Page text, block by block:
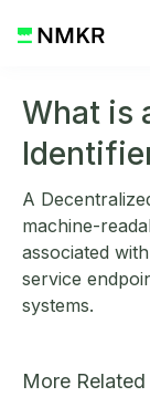
What is
A
machine-
associated
service
systems.
More Related